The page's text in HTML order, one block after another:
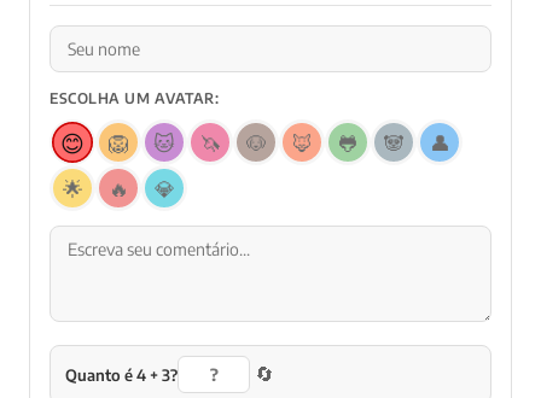
ESCOLHA UM AVATAR:
😊 🦁 🐱 🦄 🐶 🦊 🐸 🐼
👤
🌟
🔥 💎
Quanto é 4 + 3? 🔄